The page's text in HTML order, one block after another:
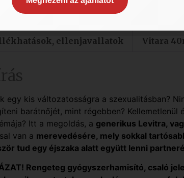
ellenjavallatok Vitara
egy kis változatosságra a szexualitásban?
barátnőjét, mint régebben?
Itt a megoldás, a generikus Levitra,
van a merevedésére, mely sokkal
tud egy éjszaka alatt együtt lenni
Rengeteg gyógyszerhamisító, csaló